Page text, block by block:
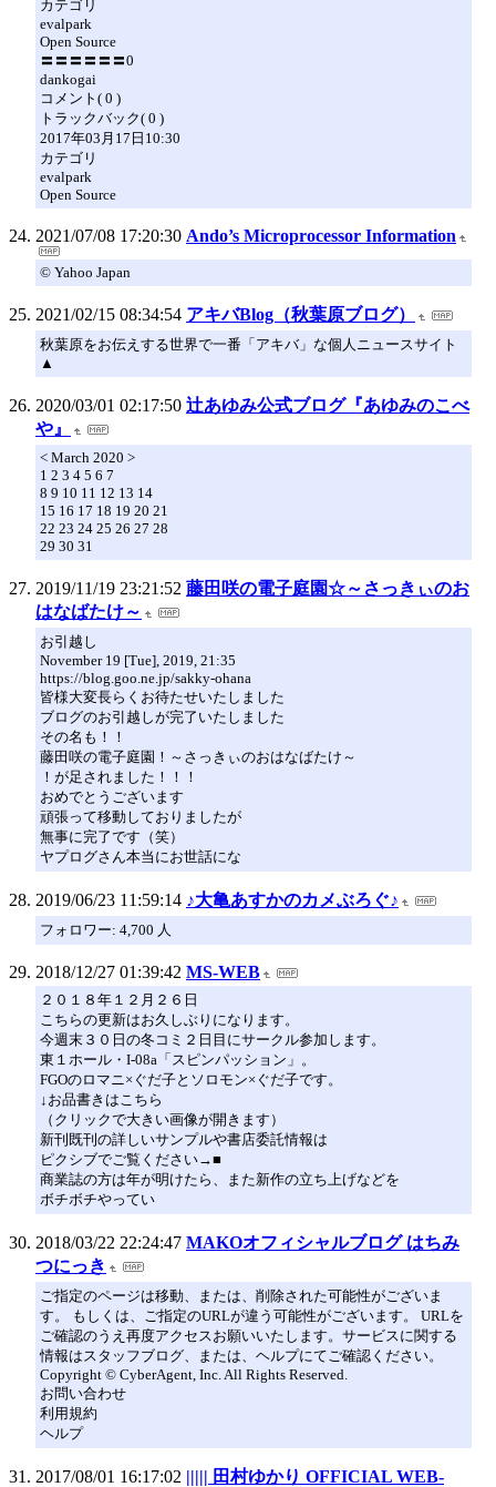
カテゴリ
evalpark
Open Source
〓〓〓〓〓〓0
dankogai
コメント( 0 )
トラックバック( 0 )
2017年03月17日10:30
カテゴリ
evalpark
Open Source
2021/07/08 17:20:30 Ando’s Microprocessor Information
© Yahoo Japan
2021/02/15 08:34:54 アキバBlog（秋葉原ブログ）
秋葉原をお伝えする世界で一番「アキバ」な個人ニュースサイト
▲
2020/03/01 02:17:50 辻あゆみ公式ブログ『あゆみのこべ
や』
< March 2020 >
1 2 3 4 5 6 7
8 9 10 11 12 13 14
15 16 17 18 19 20 21
22 23 24 25 26 27 28
29 30 31
2019/11/19 23:21:52 藤田咲の電子庭園☆～さっきぃのお
はなばたけ～
お引越し
November 19 [Tue], 2019, 21:35
https://blog.goo.ne.jp/sakky-ohana
皆様大変長らくお待たせいたしました
ブログのお引越しが完了いたしました
その名も！！
藤田咲の電子庭園！～さっきぃのおはなばたけ～
！が足されました！！！
おめでとうございます
頑張って移動しておりましたが
無事に完了です（笑）
ヤプログさん本当にお世話にな
2019/06/23 11:59:14 ♪大亀あすかのカメぶろぐ♪
フォロワー: 4,700 人
2018/12/27 01:39:42 MS-WEB
２０１８年１２月２６日
こちらの更新はお久しぶりになります。
今週末３０日の冬コミ２日目にサークル参加します。
東１ホール・I-08a「スピンパッション」。
FGOのロマニ×ぐだ子とソロモン×ぐだ子です。
↓お品書きはこちら
（クリックで大きい画像が開きます）
新刊既刊の詳しいサンプルや書店委託情報は
ピクシブでご覧ください→■
商業誌の方は年が明けたら、また新作の立ち上げなどを
ボチボチやってい
2018/03/22 22:24:47 MAKOオフィシャルブログ はちみ
つにっき
ご指定のページは移動、または、削除された可能性がございま
す。 もしくは、ご指定のURLが違う可能性がございます。 URLを
ご確認のうえ再度アクセスお願いいたします。サービスに関する
情報はスタッフブログ、または、ヘルプにてご確認ください。
Copyright © CyberAgent, Inc. All Rights Reserved.
お問い合わせ
利用規約
ヘルプ
2017/08/01 16:17:02 ||||| 田村ゆかり OFFICIAL WEB-